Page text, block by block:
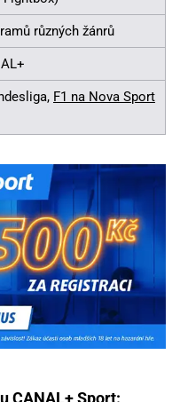
různých žánrů
F1 na Nova Sport
CANAL+ Sport: